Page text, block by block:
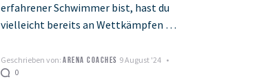
erfahrener Schwimmer bist, hast du
vielleicht bereits an Wettkämpfen im
Vermutlich warst du auch gut
vorbereitet, hast …
Geschrieben von:ARENA COACHES 9 August '24
0